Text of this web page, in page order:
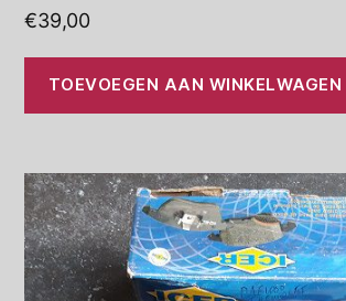
€39,00
TOEVOEGEN AAN WINKELWAGEN